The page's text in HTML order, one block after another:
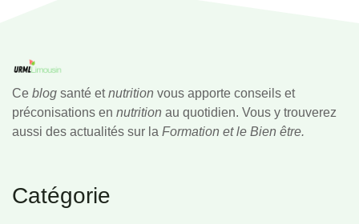
Ce blog santé etnutrition vous apporte conseils et
préconisations en nutrition au quotidien. Vous y trouverez
aussi des actualités sur la Formation et le Bien être.
Catégorie